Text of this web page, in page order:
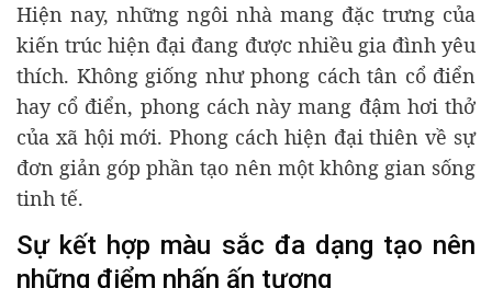
Hiện nay, những ngôi nhà mang đặc trưng của
kiến trúc hiện đại đang được nhiều gia đình yêu
thích. Không giống như phong cách tân cổ điển
hay cổ điển, phong cách này mang đậm hơi thở
của xã hội mới. Phong cách hiện đại thiên về sự
đơn giản góp phần tạo nên một không gian sống
tinh tế.
Sự kết hợp màu sắc đa dạng tạo nên
những điểm nhấn ấn tượng